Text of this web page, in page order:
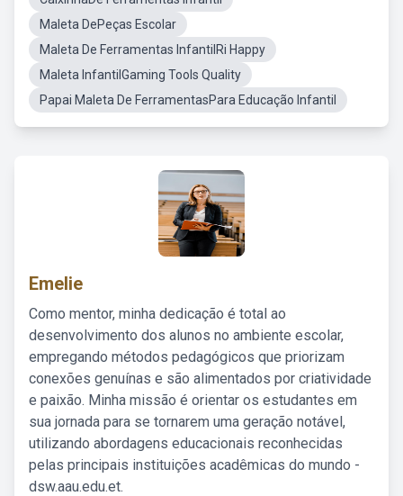
Maleta DePeças Escolar
Maleta De Ferramentas InfantilRi Happy
Maleta InfantilGaming Tools Quality
Papai Maleta De FerramentasPara Educação Infantil
Emelie
Como mentor, minha dedicação é total ao
desenvolvimento dos alunos no ambiente escolar,
empregando métodos pedagógicos que priorizam
conexões genuínas e são alimentados por criatividade
e paixão. Minha missão é orientar os estudantes em
sua jornada para se tornarem uma geração notável,
utilizando abordagens educacionais reconhecidas
pelas principais instituições acadêmicas do mundo -
dsw.aau.edu.et.